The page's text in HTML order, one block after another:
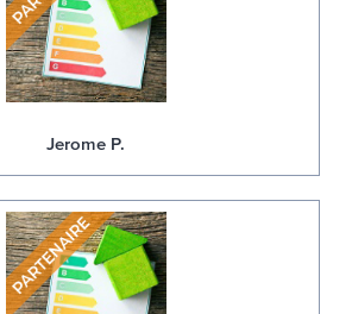
Jerome P.